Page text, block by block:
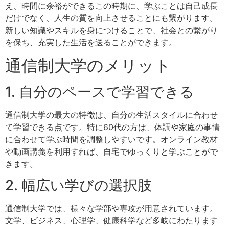
え、時間に余裕ができるこの時期に、学ぶことは自己成長
だけでなく、人生の質を向上させることにも繋がります。
新しい知識やスキルを身につけることで、社会との繋がり
を保ち、充実した生活を送ることができます。
通信制大学のメリット
1. 自分のペースで学習できる
通信制大学の最大の特徴は、自分の生活スタイルに合わせ
て学習できる点です。特に60代の方は、体調や家庭の事情
に合わせて学ぶ時間を調整しやすいです。オンライン教材
や動画講義を利用すれば、自宅でゆっくりと学ぶことがで
きます。
2. 幅広い学びの選択肢
通信制大学では、様々な学部や専攻が用意されています。
文学、ビジネス、心理学、健康科学など多岐にわたります